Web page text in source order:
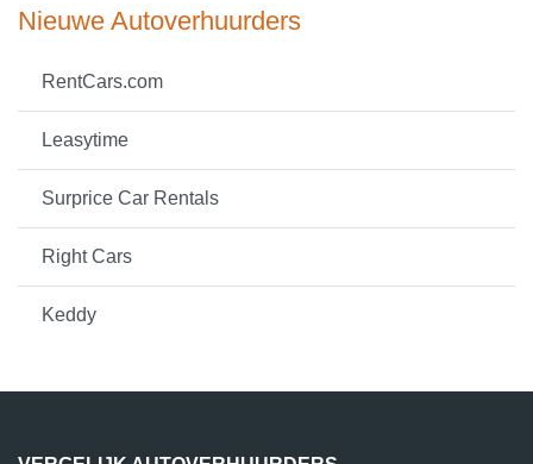
Nieuwe Autoverhuurders
RentCars.com
Leasytime
Surprice Car Rentals
Right Cars
Keddy